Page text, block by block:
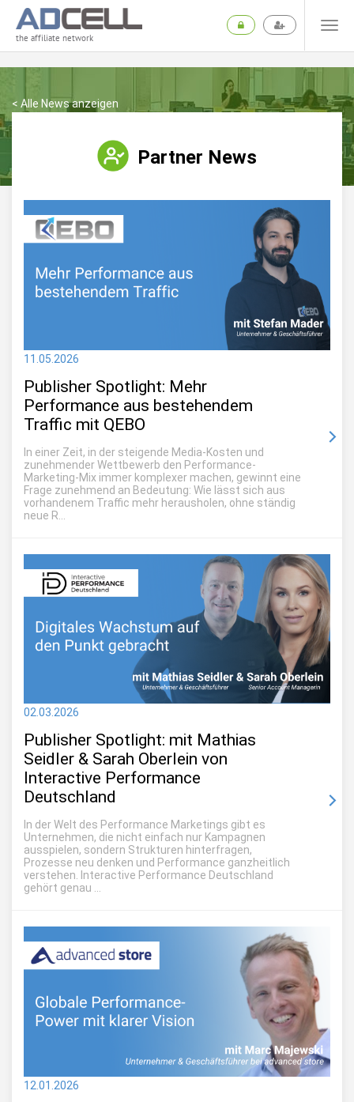
the affiliate network
< Alle News anzeigen
Partner News
11.05.2026
Publisher Spotlight: Mehr
Performance aus bestehendem
Traffic mit QEBO
In einer Zeit, in der steigende Media-Kosten und
zunehmender Wettbewerb den Performance-
Marketing-Mix immer komplexer machen, gewinnt eine
Frage zunehmend an Bedeutung: Wie lässt sich aus
vorhandenem Traffic mehr herausholen, ohne ständig
neue R...
02.03.2026
Publisher Spotlight: mit Mathias
Seidler & Sarah Oberlein von
Interactive Performance
Deutschland
In der Welt des Performance Marketings gibt es
Unternehmen, die nicht einfach nur Kampagnen
ausspielen, sondern Strukturen hinterfragen,
Prozesse neu denken und Performance ganzheitlich
verstehen. Interactive Performance Deutschland
gehört genau ...
12.01.2026